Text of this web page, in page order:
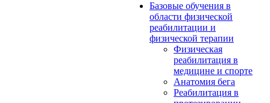
Базовые обучения в
области физической
реабилитации и
физической терапии
Физическая
реабилитация в
медицине и спорте
Анатомия бега
Реабилитация в